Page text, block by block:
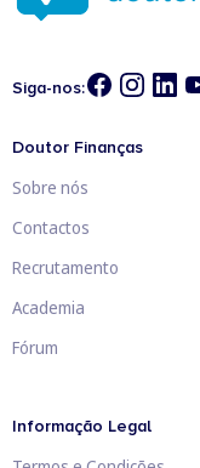
Siga-nos:
Doutor Finanças
Sobre nós
Contactos
Recrutamento
Academia
Fórum
Informação Legal